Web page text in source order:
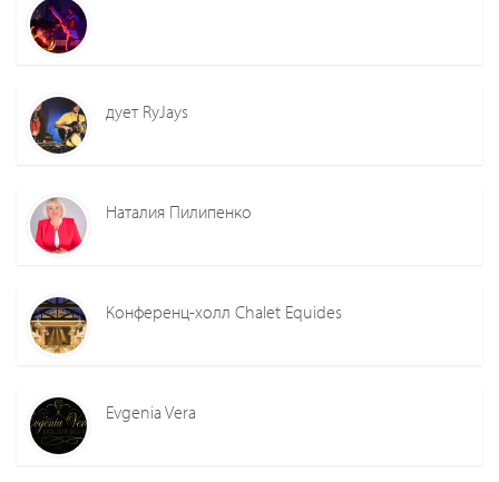
дует RyJays
Наталия Пилипенко
Конференц-холл Chalet Equides
Evgenia Vera